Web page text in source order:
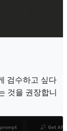
검수하고 싶다
것을 권장합니